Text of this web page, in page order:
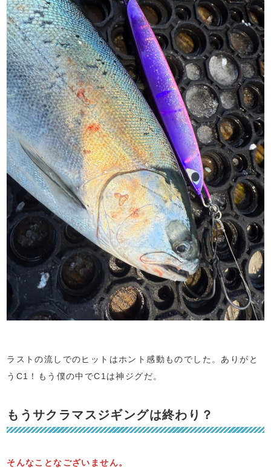
ラストの流しでのヒットはホント感動ものでした。ありがと
うC1！もう僕の中でC1は神ジグだ。
もうサクラマスジギングは終わり？
そんなことなございません。